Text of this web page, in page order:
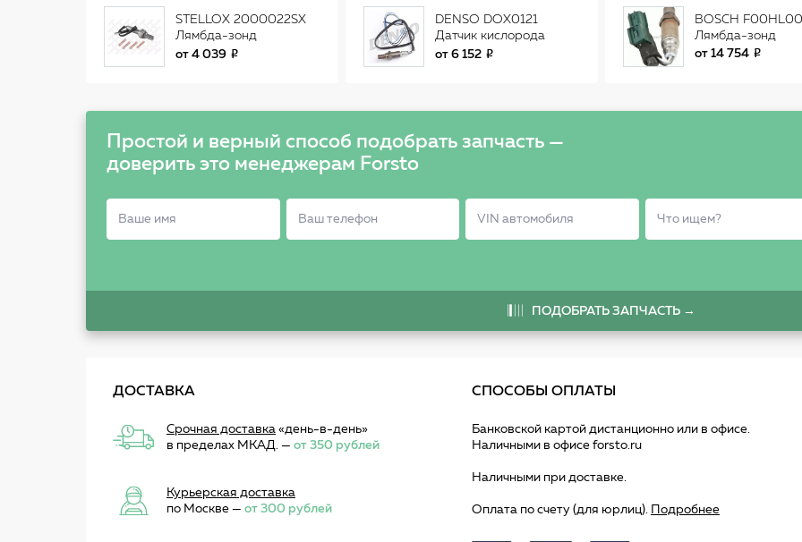
STELLOX 2000022SX
Лямбда-зонд
2000022SX
от 4 039
DENSO DOX0121
Датчик кислорода
универсальный
от 6 152
BOSCH
Лямбда-зонд
от 14 754
Простой и верный способ подобрать запчасть —
доверить это менеджерам Forsto
ПОДОБРАТЬ ЗАПЧАСТЬ →
ДОСТАВКА
Срочная доставка «день-в-день»
в пределах МКАД. — от 350 рублей
Курьерская доставка
по Москве — от 300 рублей
СПОСОБЫ ОПЛАТЫ
Банковской картой дистанционно или в офисе.
Наличными в офисе forsto.ru
Наличными при доставке.
Оплата по счету (для юрлиц). Подробнее